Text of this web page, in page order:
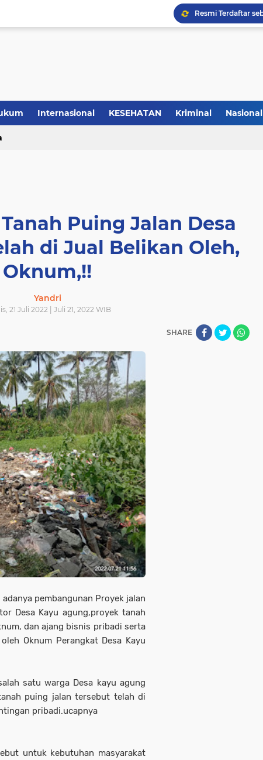
Internasional KESEHATAN Kriminal Nasional
Puing Jalan Desa
di Jual Belikan Oleh,
Oknum,!!
Yandri
21 Juli 2022 | Juli 21, 2022 WIB
SHARE
pembangunan Proyek jalan
Desa Kayu agung,proyek tanah
dan ajang bisnis pribadi serta
Oknum Perangkat Desa Kayu
satu warga Desa kayu agung
puing jalan tersebut telah di
pribadi.ucapnya
untuk kebutuhan masyarakat